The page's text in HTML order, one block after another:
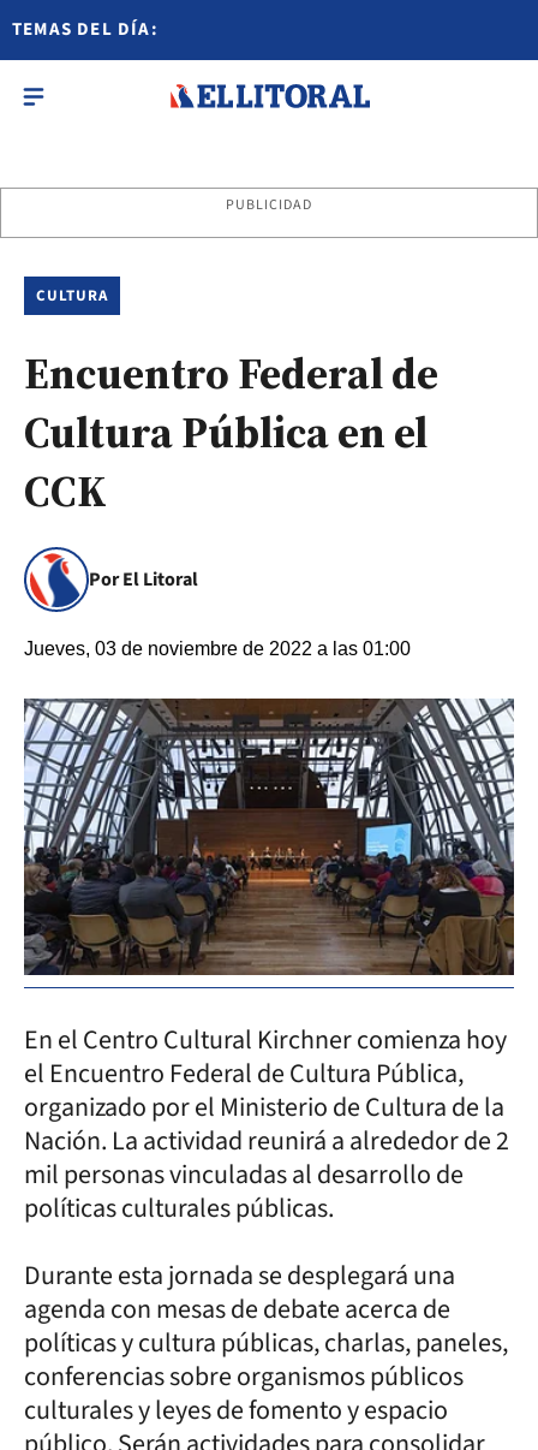
TEMAS DEL DÍA:
PUBLICIDAD
CULTURA
Encuentro Federal de
Cultura Pública en el
CCK
Por El Litoral
Jueves, 03 de noviembre de 2022 a las 01:00
En el Centro Cultural Kirchner comienza hoy
el Encuentro Federal de Cultura Pública,
organizado por el Ministerio de Cultura de la
Nación. La actividad reunirá a alrededor de 2
mil personas vinculadas al desarrollo de
políticas culturales públicas.
Durante esta jornada se desplegará una
agenda con mesas de debate acerca de
políticas y cultura públicas, charlas, paneles,
conferencias sobre organismos públicos
culturales y leyes de fomento y espacio